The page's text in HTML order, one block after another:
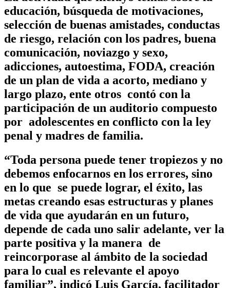
educación, búsqueda de motivaciones,
selección de buenas amistades, conductas
de riesgo, relación con los padres, buena
comunicación, noviazgo y sexo,
adicciones, autoestima, FODA, creación
de un plan de vida a acorto, mediano y
largo plazo, ente otros contó con la
participación de un auditorio compuesto
por adolescentes en conflicto con la ley
penal y madres de familia.
“Toda persona puede tener tropiezos y no
debemos enfocarnos en los errores, sino
en lo que se puede lograr, el éxito, las
metas creando esas estructuras y planes
de vida que ayudarán en un futuro,
depende de cada uno salir adelante, ver la
parte positiva y la manera de
reincorporase al ámbito de la sociedad
para lo cual es relevante el apoyo
familiar”, indicó Luis García, facilitador